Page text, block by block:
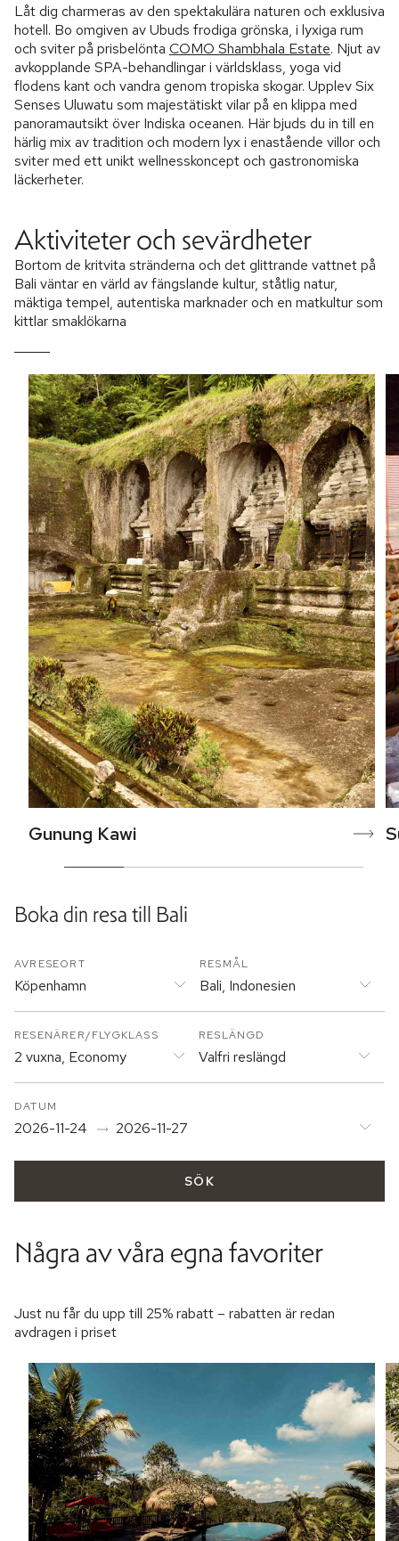
Låt dig charmeras av den spektakulära naturen och exklusiva
hotell. Bo omgiven av Ubuds frodiga grönska, i lyxiga rum
och sviter på prisbelönta COMO Shambhala Estate. Njut av
avkopplande SPA-behandlingar i världsklass, yoga vid
flodens kant och vandra genom tropiska skogar. Upplev Six
Senses Uluwatu som majestätiskt vilar på en klippa med
panoramautsikt över Indiska oceanen. Här bjuds du in till en
härlig mix av tradition och modern lyx i enastående villor och
sviter med ett unikt wellnesskoncept och gastronomiska
läckerheter.
Aktiviteter och sevärdheter
Bortom de kritvita stränderna och det glittrande vattnet på
Bali väntar en värld av fängslande kultur, ståtlig natur,
mäktiga tempel, autentiska marknader och en matkultur som
kittlar smaklökarna
Gunung Kawi
Boka din resa till Bali
AVRESEORT
Köpenhamn
RESMÅL
Bali, Indonesien
RESLÄNGD
Valfri reslängd
DATUM
2026-11-24 2026-11-27
RESENÄRER/FLYGKLASS
2 vuxna, Economy
SÖK
Några av våra egna favoriter
Just nu får du upp till 25% rabatt – rabatten är redan
avdragen i priset